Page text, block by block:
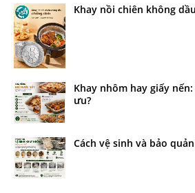
Khay nồi chiên không
Khay nhôm hay giấy
ưu?
Cách vệ sinh và bảo